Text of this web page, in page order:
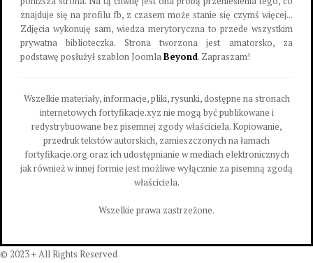
znajduje się na profilu fb, z czasem może stanie się czymś więcej...
Zdjęcia wykonuję sam, wiedza merytoryczna to przede wszystkim
prywatna biblioteczka. Strona tworzona jest amatorsko, za
podstawę posłużył szablon JoomlaBeyond. Zapraszam!
Wszelkie materiały, informacje, pliki, rysunki, dostępne na stronach
internetowych fortyfikacje.xyz nie mogą być publikowane i
redystrybuowane bez pisemnej zgody właściciela. Kopiowanie,
przedruk tekstów autorskich, zamieszczonych na łamach
fortyfikacje.org oraz ich udostępnianie w mediach elektronicznych
jak również w innej formie jest możliwe wyłącznie za pisemną zgodą
właściciela.
Wszelkie prawa zastrzeżone.
© 2023 + All Rights Reserved